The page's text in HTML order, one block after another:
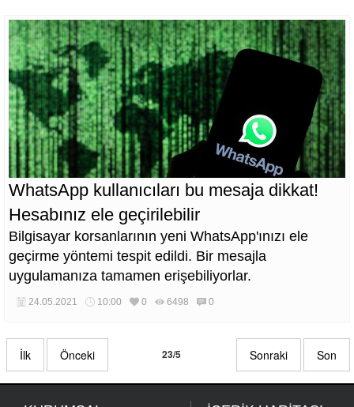
WhatsApp kullanıcıları bu mesaja dikkat!
Hesabınız ele geçirilebilir
Bilgisayar korsanlarının yeni WhatsApp'ınızı ele
geçirme yöntemi tespit edildi. Bir mesajla
uygulamanıza tamamen erişebiliyorlar.
24.05.2021 10:00 0 6498 0
İlk Önceki 23/5 Sonraki Son